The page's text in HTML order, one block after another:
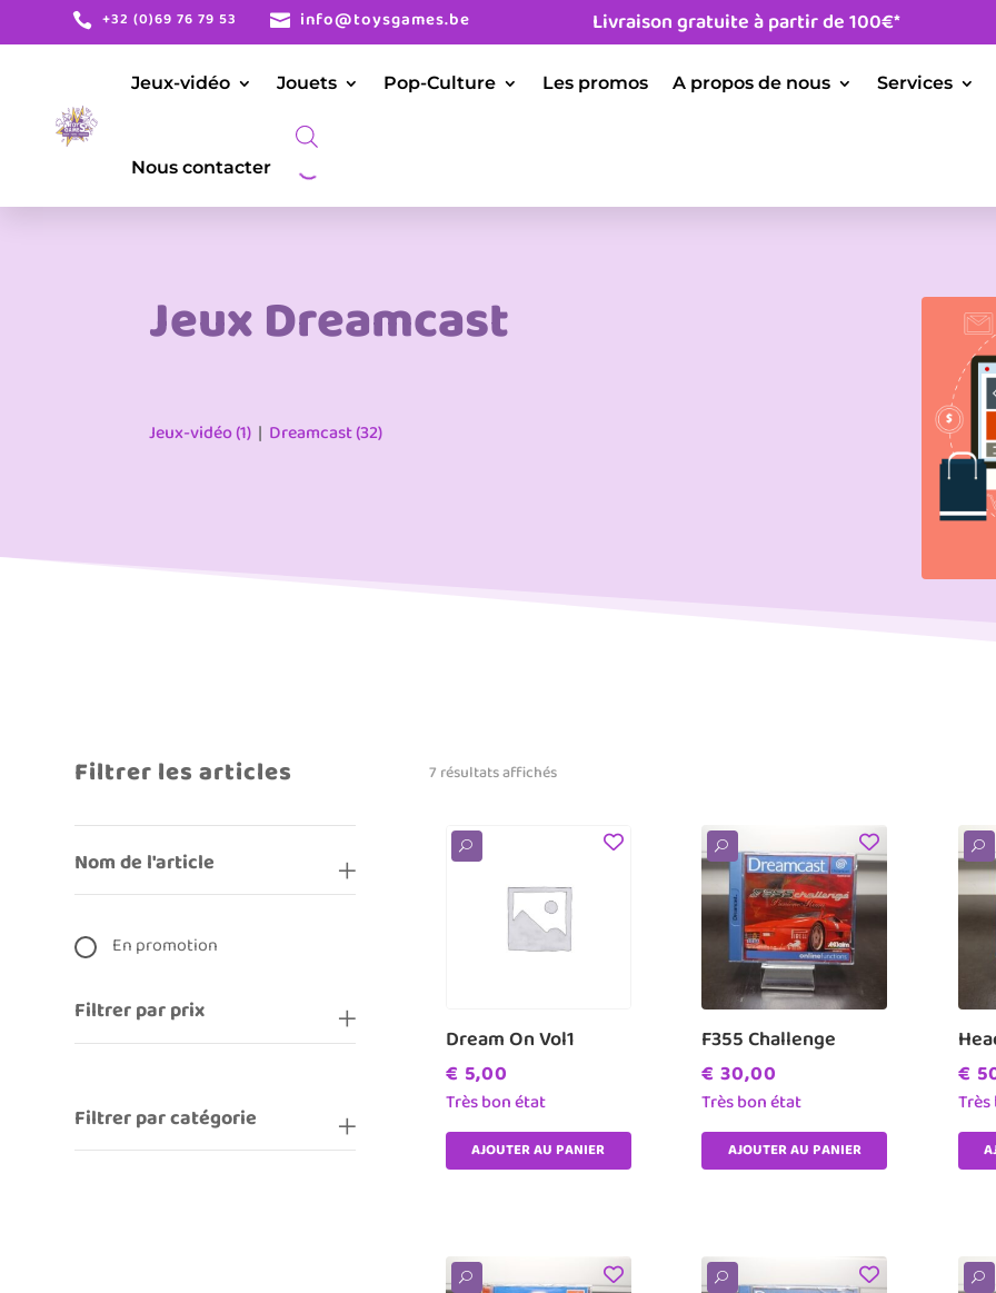
 +32 (0)69 76 79 53  info@toysgames.be Livraison gratuite à partir de 100€*
Jeux-vidéo Jouets Pop-Culture Les promos A propos de nous Services
Nous contacter
Jeux Dreamcast
Jeux-vidéo (1) | Dreamcast (32)
Filtrer les articles
Nom de l'article
En promotion
Filtrer par prix
Filtrer par catégorie
7 résultats affichés
Dream On Vol1
€ 5,00
Très bon état
U
AJOUTER AU PANIER
F355 Challenge
€ 30,00
Très bon état
U
AJOUTER AU PANIER
€
U
U U U